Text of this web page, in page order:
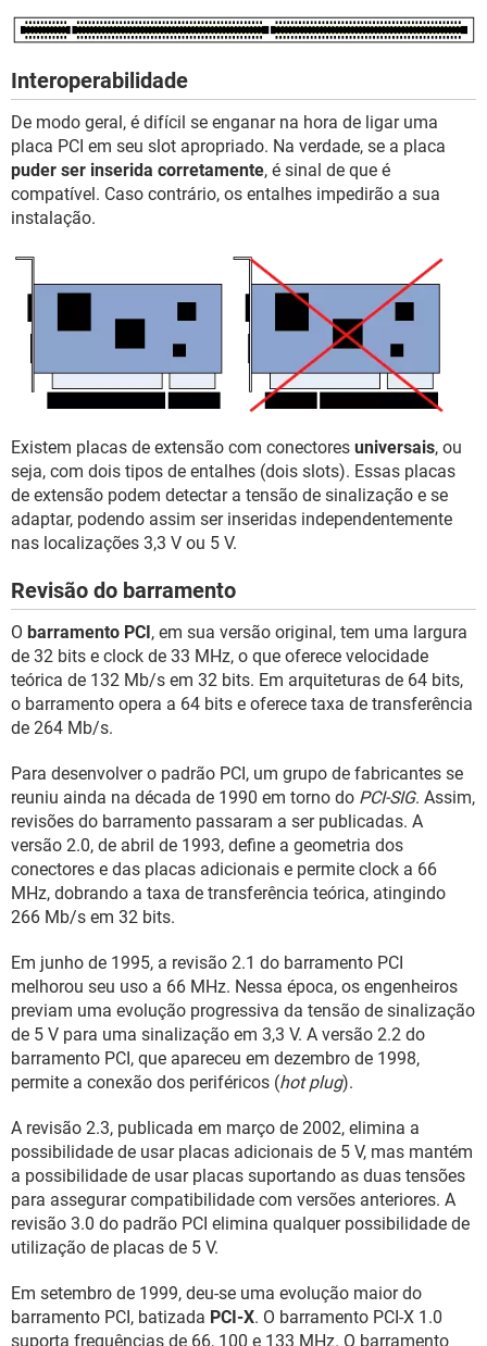
Interoperabilidade
De modo geral, é difícil se enganar na hora de ligar uma
placa PCI em seu slot apropriado. Na verdade, se a placa
puder ser inserida corretamente, é sinal de que é
compatível. Caso contrário, os entalhes impedirão a sua
instalação.
Existem placas de extensão com conectores universais, ou
seja, com dois tipos de entalhes (dois slots). Essas placas
de extensão podem detectar a tensão de sinalização e se
adaptar, podendo assim ser inseridas independentemente
nas localizações 3,3 V ou 5 V.
Revisão do barramento
O barramento PCI , em sua versão original, tem uma largura
de 32 bits e clock de 33 MHz, o que oferece velocidade
teórica de 132 Mb/s em 32 bits. Em arquiteturas de 64 bits,
o barramento opera a 64 bits e oferece taxa de transferência
de 264 Mb/s.
Para desenvolver o padrão PCI, um grupo de fabricantes se
reuniu ainda na década de 1990 em torno do PCI-SIG. Assim,
revisões do barramento passaram a ser publicadas. A
versão 2.0, de abril de 1993, define a geometria dos
conectores e das placas adicionais e permite clock a 66
MHz, dobrando a taxa de transferência teórica, atingindo
266 Mb/s em 32 bits.
Em junho de 1995, a revisão 2.1 do barramento PCI
melhorou seu uso a 66 MHz. Nessa época, os engenheiros
previam uma evolução progressiva da tensão de sinalização
de 5 V para uma sinalização em 3,3 V. A versão 2.2 do
barramento PCI, que apareceu em dezembro de 1998,
permite a conexão dos periféricos (hot plug).
A revisão 2.3, publicada em março de 2002, elimina a
possibilidade de usar placas adicionais de 5 V, mas mantém
a possibilidade de usar placas suportando as duas tensões
para assegurar compatibilidade com versões anteriores. A
revisão 3.0 do padrão PCI elimina qualquer possibilidade de
utilização de placas de 5 V.
Em setembro de 1999, deu-se uma evolução maior do
barramento PCI, batizada PCI-X. O barramento PCI-X 1.0
suporta frequências de 66, 100 e 133 MHz. O barramento